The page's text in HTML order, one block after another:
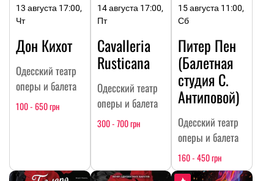
13 августа 17:00,
Чт
Дон Кихот
Одесский театр
оперы и балета
100 - 650 грн
14 августа 17:00,
Пт
Cavalleria
Rusticana
Одесский театр
оперы и балета
300 - 700 грн
15 августа 11:00,
Сб
Питер Пен
(Балетная
студия С.
Антиповой)
Одесский театр
оперы и балета
160 - 450 грн